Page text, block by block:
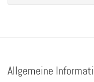
Allgemeine